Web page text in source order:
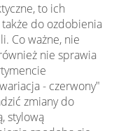
to ich
do ozdobienia
Co ważne, nie
nie sprawia
- czerwony"
zmiany do
stylową